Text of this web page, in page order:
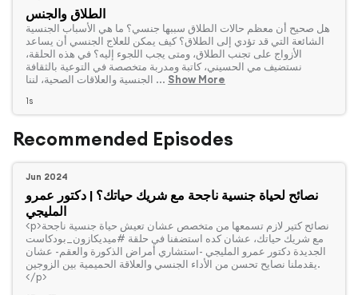
الطلاق والجنس
‏هل صحيح أن معظم حالات الطلاق سببها جنسي؟ ما هي الأسباب الجنسية
الشائعة التي قد تؤدي إلى الطلاق؟ كيف يمكن للعلاج الجنسي أن يساعد
الأزواج على تجنب الطلاق، ومتى يجب اللجوء إليه؟ في هذه الحلقة،
نستضيف مي الحسيني، كاتبة ومدربة متخصصة في التوعية بالثقافة
الجنسية والعلاقات الصحية، لننا ... Show More
1s
Recommended Episodes
Jun 2024
نصائح لحياة جنسية ناجحة مع شريك حياتك؟ | دكتور عمرو
المليجي
مع شريك حياتك، عشان كده استضفنا في حلقة #ميديكازون_بودكاست
الجديدة دكتور عمرو المليجي -استشاري أمراض الذكورة والعقم- عشان
يقدملنا نصايح تحسن من الأداء الجنسي والعلاقة الحميمية بين الزوجين.
</p>